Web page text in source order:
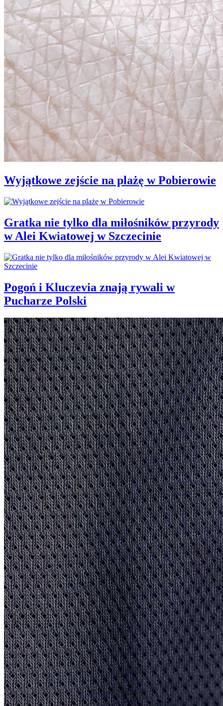
Wyjątkowe zejście na plażę w Pobierowie
Gratka nie tylko dla miłośników przyrody
w Alei Kwiatowej w Szczecinie
Pogoń i Kluczevia znają rywali w
Pucharze Polski